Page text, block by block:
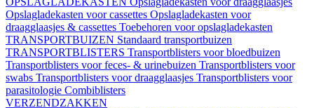
Opslagladekasten voor cassettes Opslagladekasten voor
draagglaasjes & cassettes Toebehoren voor opslagladekasten
TRANSPORTBUIZEN Standaard transportbuizen
TRANSPORTBLISTERS Transportblisters voor bloedbuizen
Transportblisters voor feces- & urinebuizen Transportblisters voor
swabs Transportblisters voor draagglaasjes Transportblisters voor
parasitologie Combiblisters
VERZENDZAKKEN